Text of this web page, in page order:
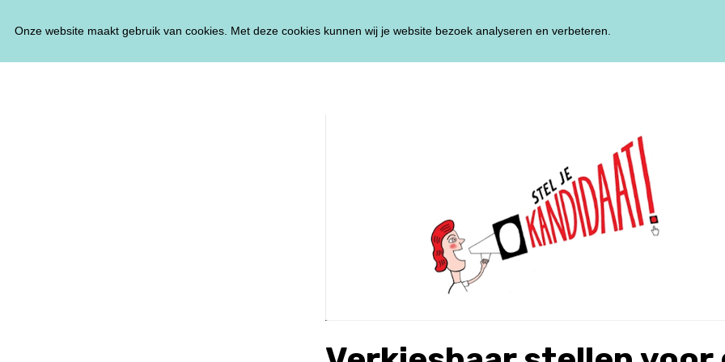
Onze website maakt gebruik van cookies. Met deze cookies kunnen wij je website bezoek analyseren en verbeteren.